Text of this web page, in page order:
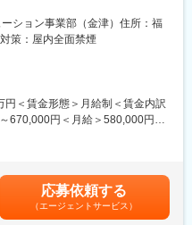
て営業課長になっている社員も
ス・アルミ加工製品の開発・生
した。技術開発が日々進んでい
し、さらに夢ある未来を実現す
客様のニーズにお応えするべく
として、BUの部材調達における
定し、その解決に向けた活動を
収支最大化に向けて、社内外関係
BCM構築に取り組む。
指導並びに啓蒙を行うとともに、
財のパフォーマンス最大化に向
に向けて、上位組織の方針に基
し、その達成に向けた進捗管理
ション事業部（金津）住所：福
策：屋内全面禁煙
円＜賃金形態＞月給制＜賃金内訳
670,000円＜月給＞580,000円～
する可能性があります。月給(月
応募依頼する
（エージェントサービス）